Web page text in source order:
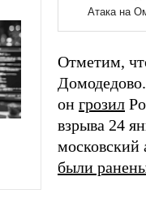
Отметим,
он грозил
взрыва 24
московский
были